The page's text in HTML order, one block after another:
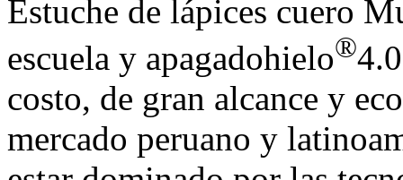
Estuche de lápices cuero
escuela y apagadohielo®
costo, de gran alcance y
mercado peruano y